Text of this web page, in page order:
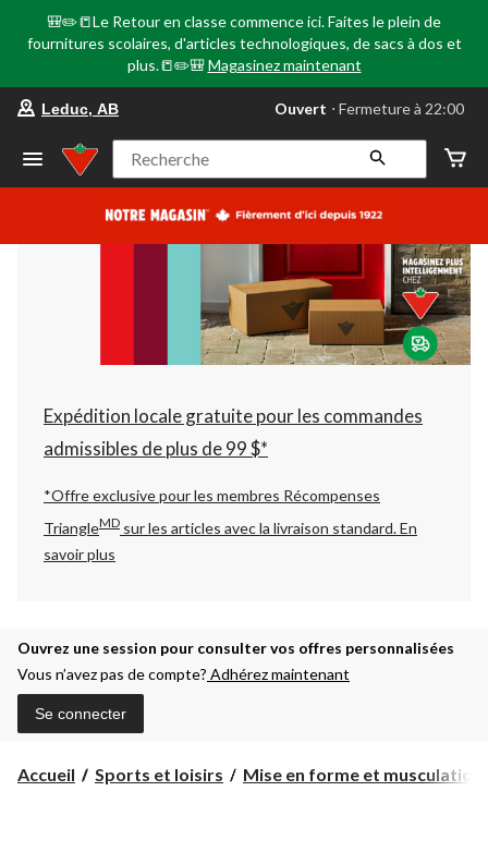
🎒✏️📒Le Retour en classe commence ici. Faites le plein de
fournitures scolaires, d'articles technologiques, de sacs à dos et
plus.📒✏️🎒 Magasinez maintenant
votre
préféré
Leduc,
AB,
courament
Fermeture
à
22:00
cliquer
pour
changer
Leduc, AB Ouvert ⋅ Fermeture à 22:00
Recherche
Expédition locale gratuite pour les commandes
admissibles de plus de 99 $*
*Offre exclusive pour les membres Récompenses
TriangleMD sur les articles avec la livraison standard.En
savoir plus
Ouvrez une session pour consulter vos offres personnalisées
Vous n’avez pas de compte? Adhérez maintenant
Se connecter
Accueil Sports et loisirs Mise en forme et musculation